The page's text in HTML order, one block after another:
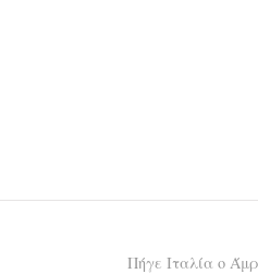
Πήγε Ιταλία ο